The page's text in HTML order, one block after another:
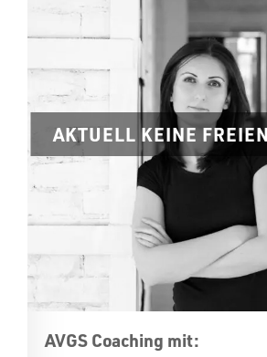
AKTUELL KEINE
AVGS Coaching mit: